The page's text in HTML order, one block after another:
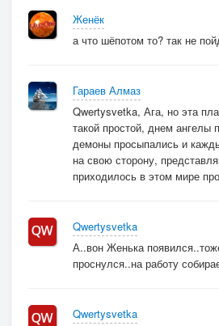
Женёк
а что шёпотом то? так не
Гараев Алмаз
Qwertysvetka, Ага, но эта
такой простой, днем ангелы
демоны просыпались и
на свою сторону,
приходилось в этом мире
Qwertysvetka
А..вон Женька
проснулся..на работу
Qwertysvetka